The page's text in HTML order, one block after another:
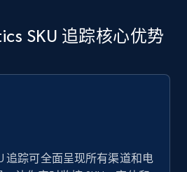
Reviews count, and
SKU 追踪核心优势
追踪可全面呈现所有渠道和电